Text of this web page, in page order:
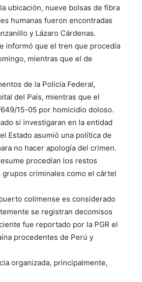
ubicación, nueve bolsas de fibra
humanas fueron encontradas
y Lázaro Cárdenas.
informó que el tren que procedía
mientras que el de
de la Policía Federal,
del País, mientras que el
15-05 por homicidio doloso.
si investigaran en la entidad
Estado asumió una política de
no hacer apología del crimen.
procedían los restos
criminales como el cártel
colimense es considerado
se registran decomisos
fue reportado por la PGR el
procedentes de Perú y
organizada, principalmente,